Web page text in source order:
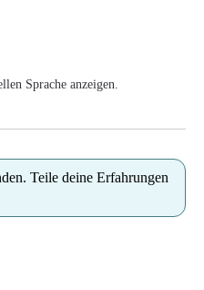
Sprache anzeigen.
Teile deine Erfahrungen